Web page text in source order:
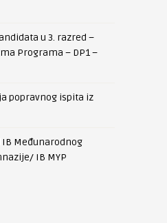
u 3. razred –
Programa – DP1 –
popravnog ispita iz
Međunarodnog
IB MYP